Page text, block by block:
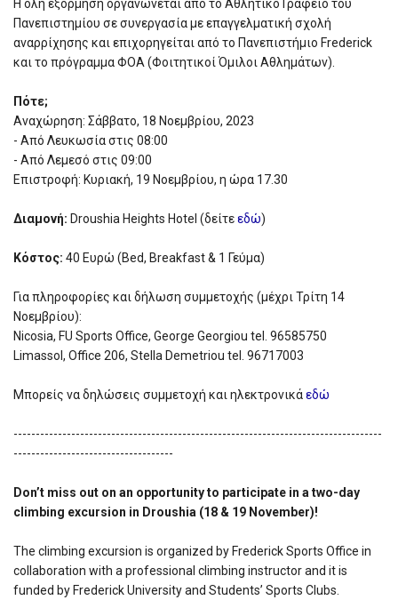
H όλη εξόρμηση οργανώνεται από το Αθλητικό Γραφείο του
Πανεπιστημίου σε συνεργασία με επαγγελματική σχολή
αναρρίχησης και επιχορηγείται από το Πανεπιστήμιο Frederick
και το πρόγραμμα ΦΟΑ (Φοιτητικοί Όμιλοι Αθλημάτων).
Πότε;
Αναχώρηση: Σάββατο, 18 Νοεμβρίου, 2023
- Από Λευκωσία στις 08:00
- Από Λεμεσό στις 09:00
Επιστροφή: Κυριακή, 19 Νοεμβρίου, η ώρα 17.30
Διαμονή: Droushia Heights Hotel (δείτεεδώ)
Κόστος: 40 Ευρώ (Bed, Breakfast & 1 Γεύμα)
Για πληροφορίες και δήλωση συμμετοχής (μέχρι Τρίτη 14
Νοεμβρίου):
Nicosia, FU Sports Office, George Georgiou tel. 96585750
Limassol, Office 206, Stella Demetriou tel. 96717003
Μπορείς να δηλώσεις συμμετοχή και ηλεκτρονικάεδώ
-----------------------------------------------------------------------------------
------------------------------------
Don’t miss out on an opportunity to participate in a two-day
climbing excursion in Droushia (18 & 19 November)!
The climbing excursion is organized by Frederick Sports Office in
collaboration with a professional climbing instructor and it is
funded by Frederick University and Students’ Sports Clubs.